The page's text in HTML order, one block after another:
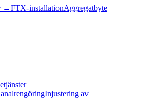
→FTX-installationAggregatbyte
tjänster
Injustering av